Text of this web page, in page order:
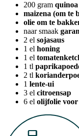
200 gram quinoa
maizena (om te
olie om te
naar smaak
2 el sojasaus
1 el honing
1 el
1 tl
2 tl
1 lente-ui
3 el citroensap
6 el olijfolie voor